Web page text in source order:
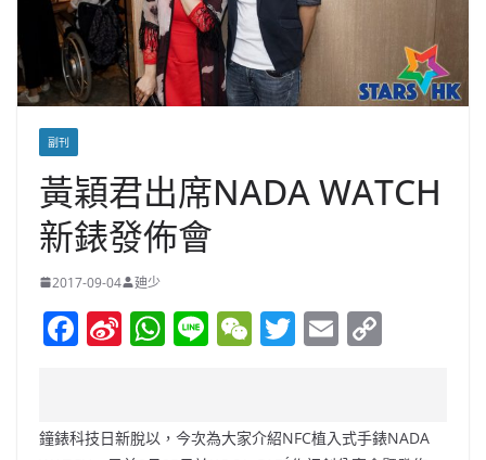
副刊
黃穎君出席NADA WATCH
新錶發佈會
2017-09-04 廸少
F
e
Si
W
W
s
Li W
h
T
er
E
l y
鐘錶科技日新脫以，今次為大家介紹NFC植入式手錶NADA